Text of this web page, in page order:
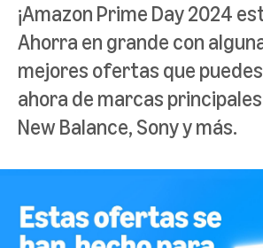
¡Amazon Prime Day 2024
Ahorra en grande con
mejores ofertas que
ahora de marcas
New Balance, Sony y más.